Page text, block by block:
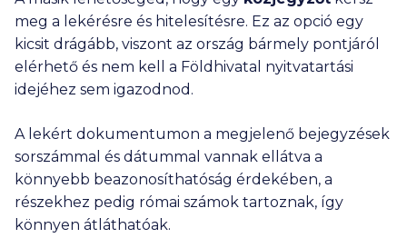
meg a lekérésre és hitelesítésre. Ez az opció egy
kicsit drágább, viszont az ország bármely pontjáról
elérhető és nem kell a Földhivatal nyitvatartási
idejéhez sem igazodnod.
A lekért dokumentumon a megjelenő bejegyzések
sorszámmal és dátummal vannak ellátva a
könnyebb beazonosíthatóság érdekében, a
részekhez pedig római számok tartoznak, így
könnyen átláthatóak.